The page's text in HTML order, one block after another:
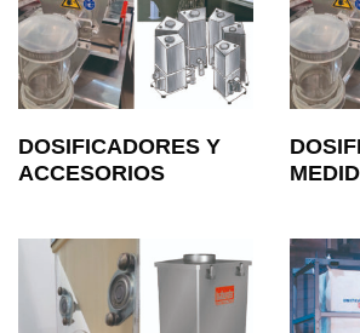
DOSIFICADORES Y
ACCESORIOS